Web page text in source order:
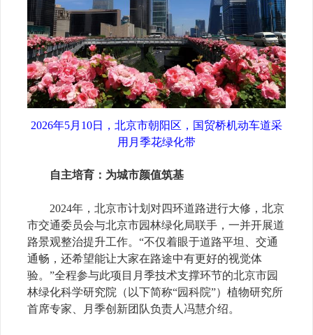
2026年5月10日，北京市朝阳区，国贸桥机动车道采
用月季花绿化带
自主培育：为城市颜值筑基
2024年，北京市计划对四环道路进行大修，北京
市交通委员会与北京市园林绿化局联手，一并开展道
路景观整治提升工作。“不仅着眼于道路平坦、交通
通畅，还希望能让大家在路途中有更好的视觉体
验。”全程参与此项目月季技术支撑环节的北京市园
林绿化科学研究院（以下简称“园科院”）植物研究所
首席专家、月季创新团队负责人冯慧介绍。